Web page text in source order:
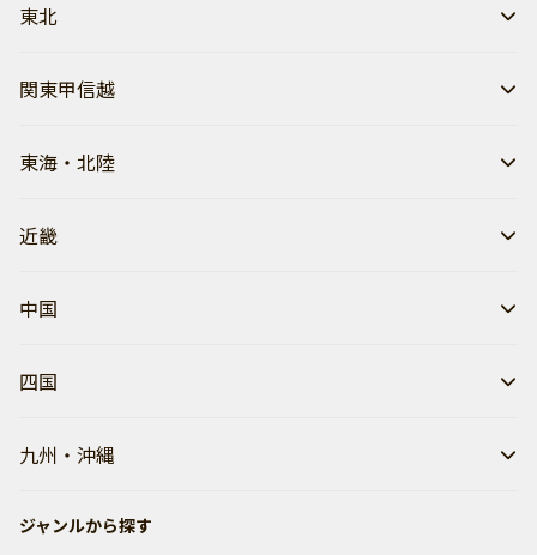
東北
関東甲信越
東海・北陸
近畿
中国
四国
九州・沖縄
ジャンルから探す